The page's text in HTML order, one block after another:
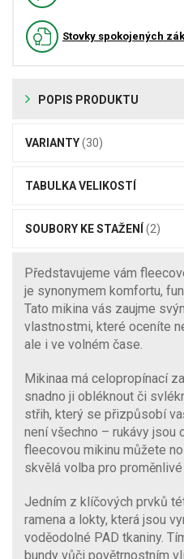
Stovky spokojených
POPIS PRODUKTU
VARIANTY(30)
TABULKA VELIKOSTÍ
SOUBORY KE STAŽENÍ (2)
Představujeme vám
je synonymem komfortu,
Tato mikina vás zaujme
vlastnostmi, které oceníte
ale i ve volném čase.
Mikinaa má celopropínací
snadno ji obléknout či
střih, který se přizpůsobí
není všechno – rukávy jsou
fleecovou mikinu můžete
skvělá volba pro
Jedním z klíčových prvků
ramena a lokty, která jsou
voděodolné PAD tkaniny.
bundy vůči povětrnostním